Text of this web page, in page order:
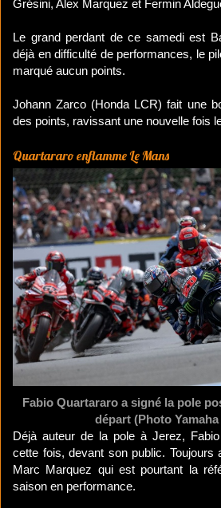
Grésini, Alex Marquez et Fermin
Le grand perdant de ce samedi est
déjà en difficulté de performances, le
marqué aucun points.
Johann Zarco (Honda LCR) fait une
des points, ravissant une nouvelle fois
Quartararo enflamme Le Mans
Fabio Quartararo a signé la pole
départ (Photo
Déjà auteur de la pole à Jerez,
cette fois, devant son public.
Marc Marquez qui est pourtant la
saison en performance.